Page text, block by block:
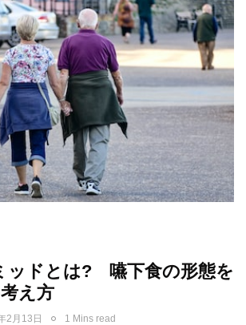
ッドとは? 嚥下食の形態を
え方
2月13日 1 Mins read